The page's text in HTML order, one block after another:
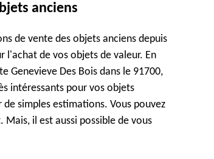
anciens
de vente des objets anciens depuis
l'achat de vos objets de valeur. En
Genevieve Des Bois dans le 91700,
intéressants pour vos objets
simples estimations. Vous pouvez
il est aussi possible de vous